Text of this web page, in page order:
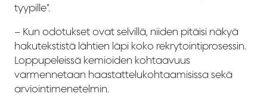
tyypille”.
– Kun odotukset ovat selvillä, niiden pitäisi näkyä
hakutekstistä lähtien läpi koko rekrytointiprosessin.
Loppupeleissä kemioiden kohtaavuus
varmennetaan haastattelukohtaamisissa sekä
arviointimenetelmin.